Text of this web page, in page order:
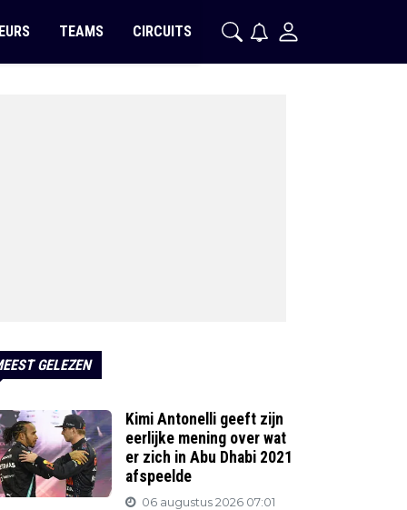
TEAMS CIRCUITS
GELEZEN
Kimi Antonelli geeft zijn
eerlijke mening over wat
er zich in Abu Dhabi 2021
afspeelde
06 augustus 2026 07:01